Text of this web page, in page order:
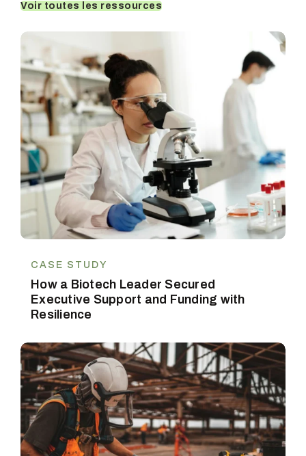
Voir toutes les ressources
CASE STUDY
How a Biotech Leader Secured
Executive Support and Funding with
Resilience